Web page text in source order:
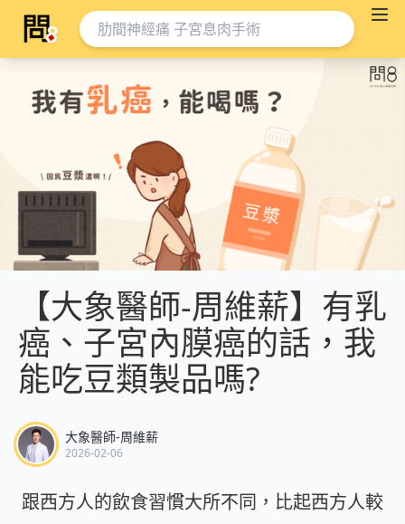
【大象醫師-周維薪】有乳
癌、子宮內膜癌的話，我
能吃豆類製品嗎?
大象醫師-周維薪
2026-02-06
跟西方人的飲食習慣大所不同，比起西方人較